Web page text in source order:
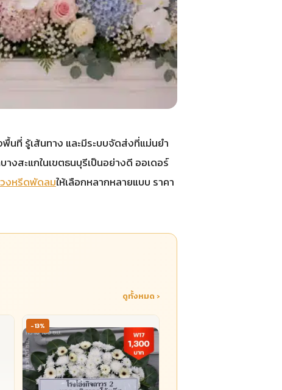
นที่ รู้เส้นทาง และมีระบบจัดส่งที่แม่นยำ
งสะแกในเขตธนบุรีเป็นอย่างดี ออเดอร์
งหรีดพัดลมให้เลือกหลากหลายแบบ ราคา
ดูทั้งหมด ›
-13%